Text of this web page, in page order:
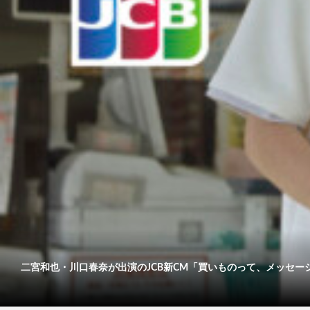
二宮和也・川口春奈が出演のJCB新CM「買いものって、メッセー